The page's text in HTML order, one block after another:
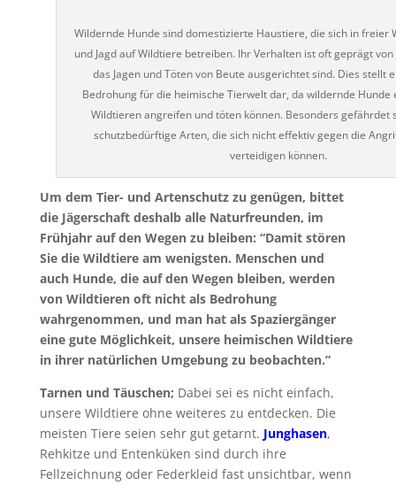
Wildernde Hunde sind domestizierte Haustiere, die sich in freier
und Jagd auf Wildtiere betreiben. Ihr Verhalten ist oft geprägt
das Jagen und Töten von Beute ausgerichtet sind. Dies stellt
Bedrohung für die heimische Tierwelt dar, da wildernde Hunde
Wildtieren angreifen und töten können. Besonders gefährdet
schutzbedürftige Arten, die sich nicht effektiv gegen die
verteidigen können.
Um dem Tier- und Artenschutz zu genügen, bittet
die Jägerschaft deshalb alle Naturfreunden, im
Frühjahr auf den Wegen zu bleiben: “Damit stören
Sie die Wildtiere am wenigsten. Menschen und
auch Hunde, die auf den Wegen bleiben, werden
von Wildtieren oft nicht als Bedrohung
wahrgenommen, und man hat als Spaziergänger
eine gute Möglichkeit, unsere heimischen Wildtiere
in ihrer natürlichen Umgebung zu beobachten.”
Tarnen und Täuschen; Dabei sei es nicht einfach,
unsere Wildtiere ohne weiteres zu entdecken. Die
meisten Tiere seien sehr gut getarnt. Junghasen,
Rehkitze und Entenküken sind durch ihre
Fellzeichnung oder Federkleid fast unsichtbar, wenn